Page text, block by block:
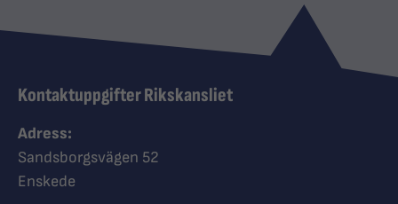
Kontaktuppgifter Rikskansliet
Adress:
Sandsborgsvägen 52
Enskede